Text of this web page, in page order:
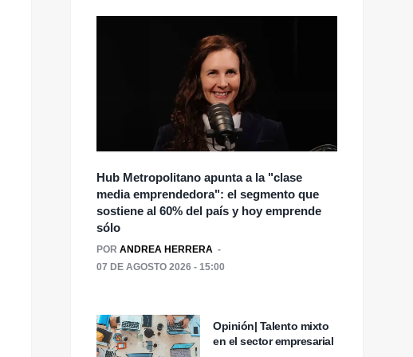
Hub Metropolitano apunta a la "clase
media emprendedora": el segmento que
sostiene al 60% del país y hoy emprende
sólo
POR ANDREA HERRERA
07 DE AGOSTO 2026 - 15:00
Opinión| Talento mixto
en el sector empresarial